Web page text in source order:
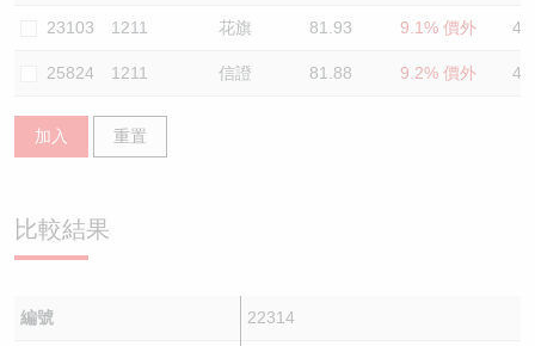
23103 1211 花旗 81.93 9.1% 價外
25824 1211 信證 81.88 9.2% 價外
加入 重置
比較結果
編號 22314